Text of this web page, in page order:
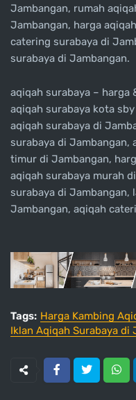
Jambangan, rumah
Jambangan, harga
catering surabaya di
surabaya di Jambangan.
aqiqah surabaya – harga
aqiqah surabaya kota
aqiqah surabaya di
surabaya di Jambangan,
timur di Jambangan,
aqiqah surabaya murah
surabaya di Jambangan,
Jambangan, aqiqah
Tags: Harga Kambing
Iklan Aqiqah Surabaya di